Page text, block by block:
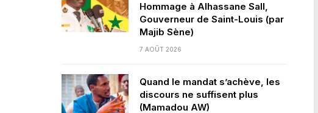
Hommage à Alhassane Sall,
Gouverneur de Saint-Louis (par
Majib Sène)
7 AOÛT 2026
Quand le mandat s’achève, les
discours ne suffisent plus
(Mamadou AW)